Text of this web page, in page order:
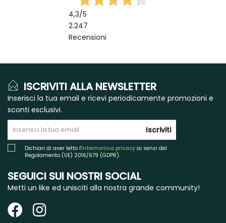
4,3/5
2.247
Recensioni
ISCRIVITI ALLA NEWSLETTER
Inserisci la tua email e ricevi periodicamente promozioni e
sconti esclusivi.
Iscriviti
Dichiari di aver letto l'informativa privacy ai sensi del
Regolamento (UE) 2016/679 (GDPR).
SEGUICI SUI NOSTRI SOCIAL
Metti un like ed unisciti alla nostra grande community!